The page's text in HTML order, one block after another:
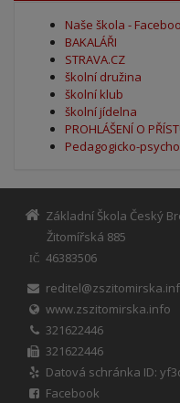
Naše škola -
BAKALÁŘI
STRAVA.CZ
školní družina
školní klub
školní jídelna
PROHLÁŠENÍ O
Pedagogicko-
Základní Škola Český
Žitomířská 885
IČ
46383506
www.zszitomirska.info
321622446
321622446
Datová schránka ID:
Facebook